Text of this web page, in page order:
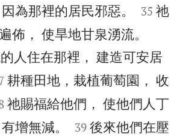
為那裡的居民邪惡。


35 祂
佈， 使旱地甘泉湧流。
人住在那裡， 建造可安居
耕種田地，栽植葡萄園， 收
祂賜福給他們， 使他們人丁
增無減。


39 後來他們在壓